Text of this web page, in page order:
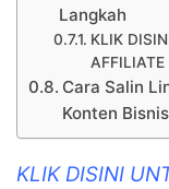
Langkah
KLIK
Cara Salin
Konten
KLIK DISINI